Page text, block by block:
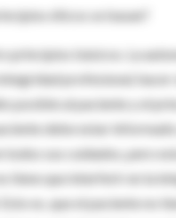
éticos se basan?
principios básicos. La
profesional, hacer
posible al paciente y el
debe estar informado
todos sus cuidados, pero
tiene que interferir en la
es, que el paciente no